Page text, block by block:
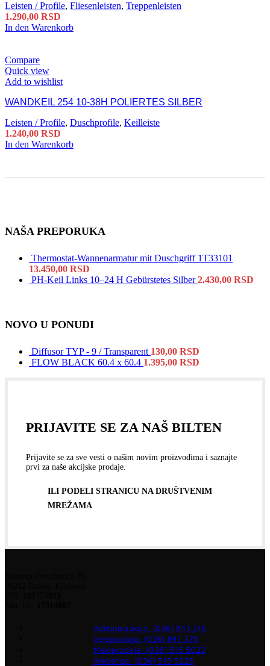
Leisten / Profile, Fliesenleisten, Treppenleisten
1.290,00 RSD
In den Warenkorb
Compare
Quick view
Add to wishlist
WANDKEIL 254 10-38H POLIERTES SILBER
Leisten / Profile, Duschprofile, Keilleiste
1.240,00 RSD
In den Warenkorb
NAŠA PREPORUKA
Thermostat-Wannenarmatur mit Duschgriff 1T33101
13.450,00 RSD
PH-Keil Links 10–24 H Gebürstetes Silber2.430,00 RSD
NOVO U PONUDI
Diffusor TYP - 9 / Transparent 130,00 RSD
FLOW BLACK 60.4 x 60.4 1.395,00 RSD
PRIJAVITE SE ZA NAŠ BILTEN
Prijavite se za sve vesti o našim novim proizvodima i saznajte
prvi za naše akcijske prodaje.
ILI PODELI STRANICU NA DRUŠTVENIM
MREŽAMA
Administracija: (036) 841 216
Veleprodaja: (036) 841 375
Maloprodaja: (036) 515 5022
Webshop: (036) 515 5225